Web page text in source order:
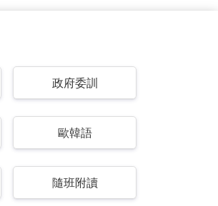
政府委訓
歐韓語
隨班附讀